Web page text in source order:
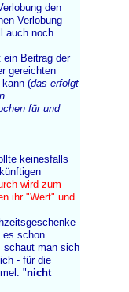
den
Verlobung
auch noch
ein Beitrag der
gereichten
kann (das erfolgt
für und
keinesfalls
wird zum
ihr "Wert" und
es schon
schaut man sich
- für die
"nicht